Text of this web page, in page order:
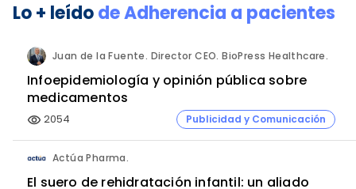
Lo + leídodeAdherencia a pacientes
Juan de la Fuente. Director CEO. BioPress Healthcare.
Infoepidemiología y opinión pública sobre
medicamentos
visibility 2054 Publicidad y Comunicación
Actúa Pharma.
El suero de rehidratación infantil: un aliado